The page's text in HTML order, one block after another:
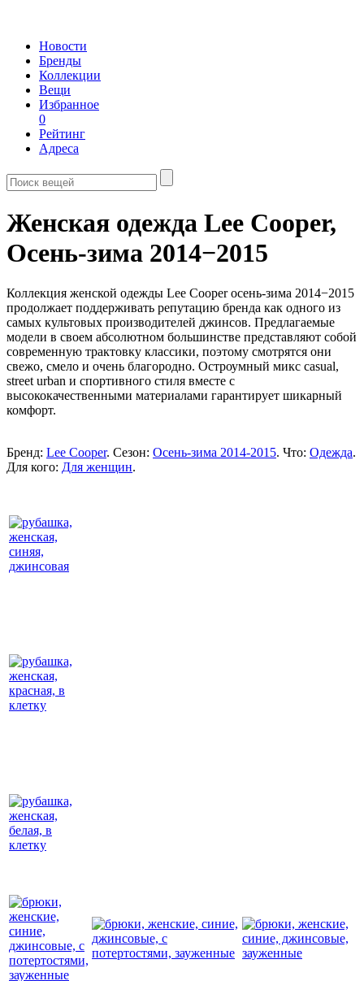
Новости
Бренды
Коллекции
Вещи
Избранное
0
Рейтинг
Адреса
Женская одежда Lee Cooper,
Осень-зима 2014−2015
Коллекция женской одежды Lee Cooper осень-зима 2014−2015
продолжает поддерживать репутацию бренда как одного из
самых культовых производителей джинсов. Предлагаемые
модели в своем абсолютном большинстве представляют собой
современную трактовку классики, поэтому смотрятся они
свежо, смело и очень благородно. Остроумный микс casual,
street urban и спортивного стиля вместе с
высококачественными материалами гарантирует шикарный
комфорт.
Бренд: Lee Cooper. Сезон: Осень-зима 2014-2015. Что: Одежда.
Для кого: Для женщин.